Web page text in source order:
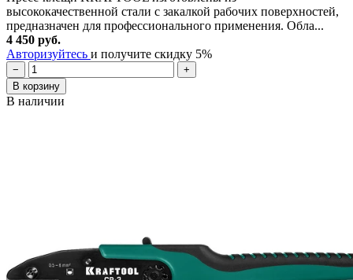
высококачественной стали с закалкой рабочих поверхностей,
предназначен для профессионального применения. Обла...
4 450 руб.
Авторизуйтесь и получите скидку 5%
−
+
В корзину
В наличии